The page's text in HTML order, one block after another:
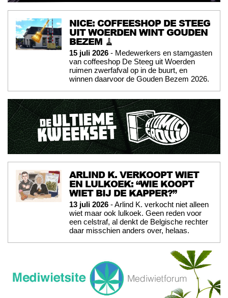
NICE: COFFEESHOP DE STEEG
UIT WOERDEN WINT GOUDEN
BEZEM 🧹
15 juli 2026 - Medewerkers en stamgasten
van coffeeshop De Steeg uit Woerden
ruimen zwerfafval op in de buurt, en
winnen daarvoor de Gouden Bezem 2026.
ARLIND K. VERKOOPT WIET
EN LULKOEK: “WIE KOOPT
WIET BIJ DE KAPPER?”
13 juli 2026 - Arlind K. verkocht niet alleen
wiet maar ook lulkoek. Geen reden voor
een celstraf, al denkt de Belgische rechter
daar misschien anders over, helaas.